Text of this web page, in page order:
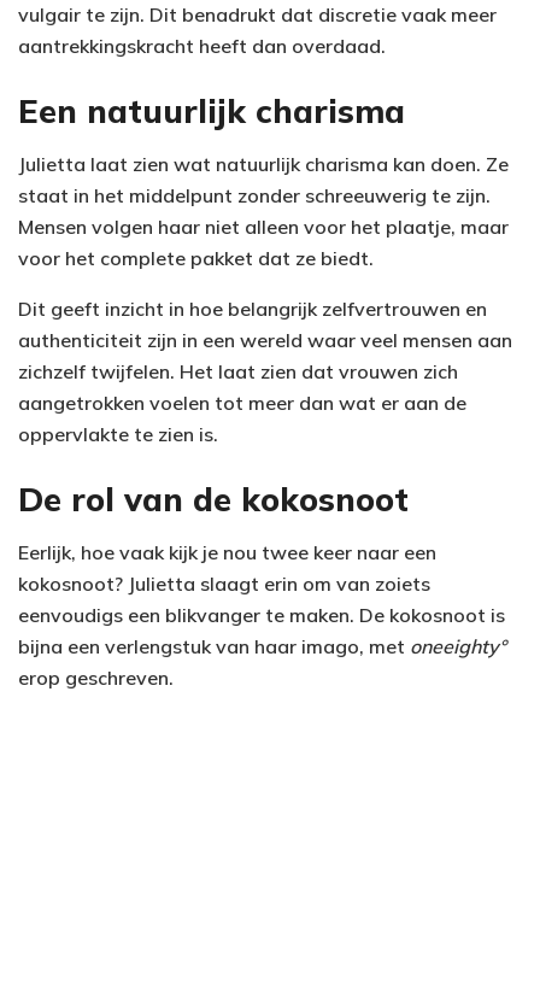
vulgair te zijn. Dit benadrukt dat discretie vaak meer
aantrekkingskracht heeft dan overdaad.
Een natuurlijk charisma
Julietta laat zien wat natuurlijk charisma kan doen. Ze
staat in het middelpunt zonder schreeuwerig te zijn.
Mensen volgen haar niet alleen voor het plaatje, maar
voor het complete pakket dat ze biedt.
Dit geeft inzicht in hoe belangrijk zelfvertrouwen en
authenticiteit zijn in een wereld waar veel mensen aan
zichzelf twijfelen. Het laat zien dat vrouwen zich
aangetrokken voelen tot meer dan wat er aan de
oppervlakte te zien is.
De rol van de kokosnoot
Eerlijk, hoe vaak kijk je nou twee keer naar een
kokosnoot? Julietta slaagt erin om van zoiets
eenvoudigs een blikvanger te maken. De kokosnoot is
bijna een verlengstuk van haar imago, met oneeighty°
erop geschreven.